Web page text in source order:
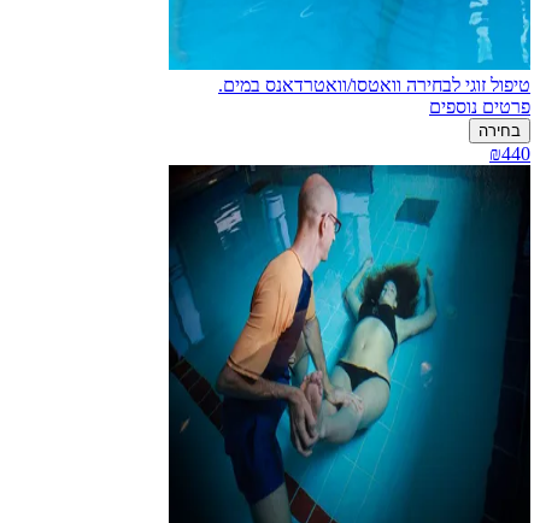
טיפול זוגי לבחירה וואטסו/וואטרדאנס במים.
פרטים נוספים
בחירה
₪440